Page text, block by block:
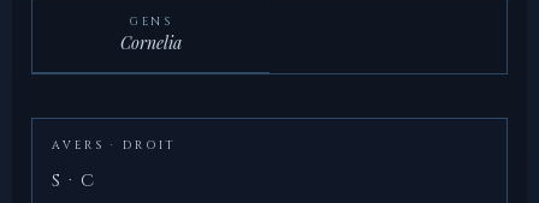
GENS
Cornelia
AVERS · DROIT
S · C